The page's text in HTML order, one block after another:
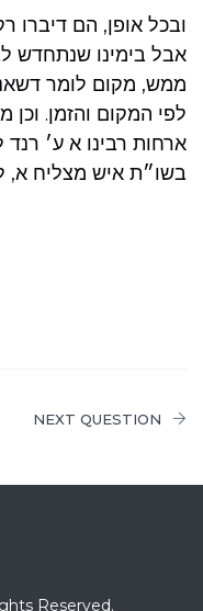
ובכל אופן, הם דיברו
אבל בימינו שנתחדש
ממש, מקום לומר
לפי המקום והזמן. וכן
ארחות רבינו א ע׳
בשו״ת איש מצליח א,
NEXT QUESTION
Reserved.